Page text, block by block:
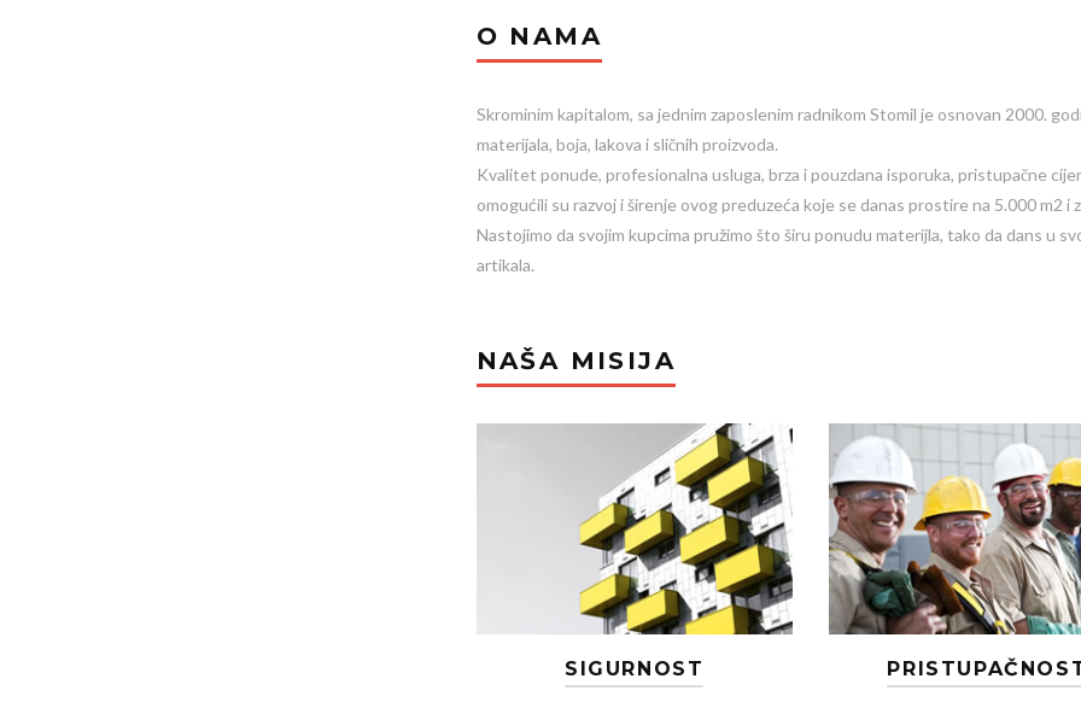
O NAMA
Skrominim kapitalom, sa jednim zaposlenim radnikom Stomil je osnovan 2000.
materijala, boja, lakova i sličnih proizvoda.
Kvalitet ponude, profesionalna usluga, brza i pouzdana isporuka, pristupačne
omogućili su razvoj i širenje ovog preduzeća koje se danas prostire na 5.000 m2 i
Nastojimo da svojim kupcima pružimo što širu ponudu materijla, tako da dans u
artikala.
NAŠA MISIJA
SIGURNOST